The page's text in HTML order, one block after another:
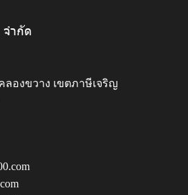
ำกัด
องขวาง เขตภาษีเจริญ